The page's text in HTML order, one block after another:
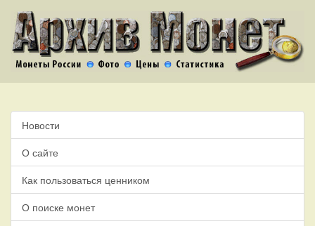
Новости
О сайте
Как пользоваться ценником
О поиске монет